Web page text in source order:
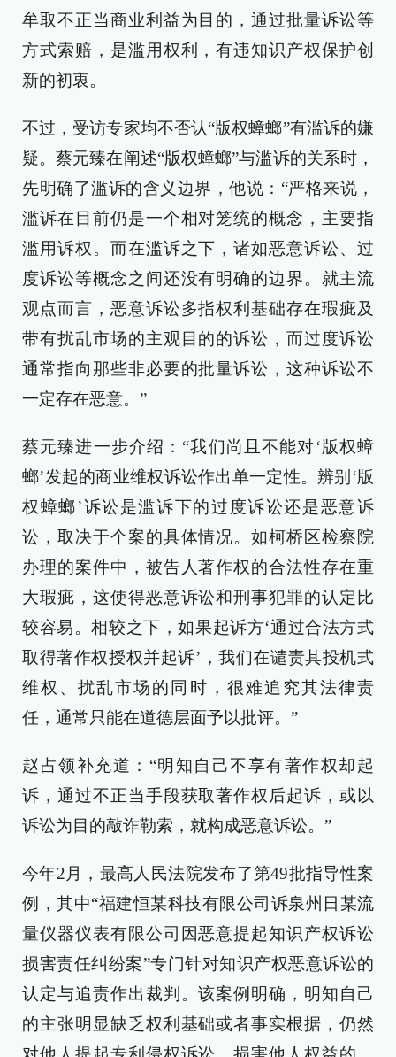
牟取不正当商业利益为目的，通过批量诉讼等
方式索赔，是滥用权利，有违知识产权保护创
新的初衷。
不过，受访专家均不否认“版权蟑螂”有滥诉的嫌
疑。蔡元臻在阐述“版权蟑螂”与滥诉的关系时，
先明确了滥诉的含义边界，他说：“严格来说，
滥诉在目前仍是一个相对笼统的概念，主要指
滥用诉权。而在滥诉之下，诸如恶意诉讼、过
度诉讼等概念之间还没有明确的边界。就主流
观点而言，恶意诉讼多指权利基础存在瑕疵及
带有扰乱市场的主观目的的诉讼，而过度诉讼
通常指向那些非必要的批量诉讼，这种诉讼不
一定存在恶意。”
蔡元臻进一步介绍：“我们尚且不能对‘版权蟑
螂’发起的商业维权诉讼作出单一定性。辨别‘版
权蟑螂’诉讼是滥诉下的过度诉讼还是恶意诉
讼，取决于个案的具体情况。如柯桥区检察院
办理的案件中，被告人著作权的合法性存在重
大瑕疵，这使得恶意诉讼和刑事犯罪的认定比
较容易。相较之下，如果起诉方‘通过合法方式
取得著作权授权并起诉’，我们在谴责其投机式
维权、扰乱市场的同时，很难追究其法律责
任，通常只能在道德层面予以批评。”
赵占领补充道：“明知自己不享有著作权却起
诉，通过不正当手段获取著作权后起诉，或以
诉讼为目的敲诈勒索，就构成恶意诉讼。”
今年2月，最高人民法院发布了第49批指导性案
例，其中“福建恒某科技有限公司诉泉州日某流
量仪器仪表有限公司因恶意提起知识产权诉讼
损害责任纠纷案”专门针对知识产权恶意诉讼的
认定与追责作出裁判。该案例明确，明知自己
的主张明显缺乏权利基础或者事实根据，仍然